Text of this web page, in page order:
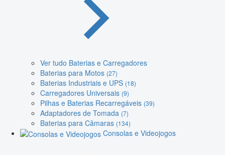
Ver tudo Baterias e Carregadores
Baterias para Motos (27)
Baterias Industriais e UPS (18)
Carregadores Universais (9)
Pilhas e Baterias Recarregáveis (39)
Adaptadores de Tomada (7)
Baterias para Câmaras (134)
Consolas e Videojogos